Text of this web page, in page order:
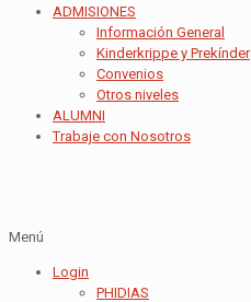
ADMISIONES
Información General
Kinderkrippe y Prekínder
Convenios
Otros niveles
ALUMNI
Trabaje con Nosotros
Menú
Login
PHIDIAS